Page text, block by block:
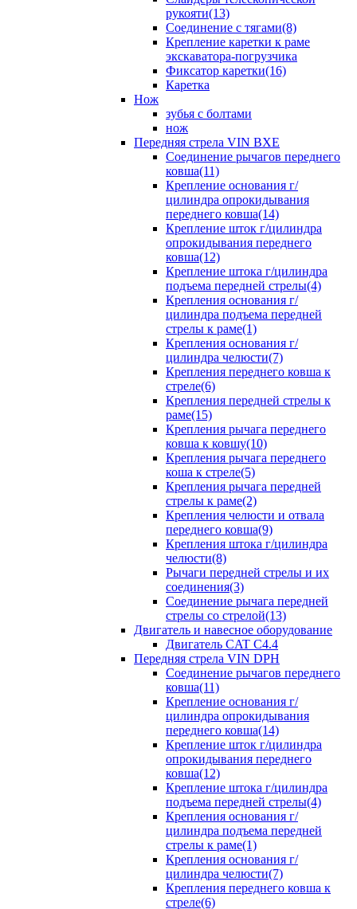
рукояти(13)
Соединение с тягами(8)
Крепление каретки к раме
экскаватора-погрузчика
Фиксатор каретки(16)
Каретка
Нож
зубья с болтами
нож
Передняя стрела VIN BXE
Cоединение рычагов переднего
ковша(11)
Крепление основания г/
цилиндра опрокидывания
переднего ковша(14)
Крепление шток г/цилиндра
опрокидывания переднего
ковша(12)
Крепление штока г/цилиндра
подъема передней стрелы(4)
Крепления основания г/
цилиндра подъема передней
стрелы к раме(1)
Крепления основания г/
цилиндра челюсти(7)
Крепления переднего ковша к
стреле(6)
Крепления передней стрелы к
раме(15)
Крепления рычага переднего
ковша к ковшу(10)
Крепления рычага переднего
коша к стреле(5)
Крепления рычага передней
стрелы к раме(2)
Крепления челюсти и отвала
переднего ковша(9)
Крепления штока г/цилиндра
челюсти(8)
Рычаги передней стрелы и их
соединения(3)
Соединение рычага передней
стрелы со стрелой(13)
Двигатель и навесное оборудование
Двигатель CAT C4.4
Передняя стрела VIN DPH
Cоединение рычагов переднего
ковша(11)
Крепление основания г/
цилиндра опрокидывания
переднего ковша(14)
Крепление шток г/цилиндра
опрокидывания переднего
ковша(12)
Крепление штока г/цилиндра
подъема передней стрелы(4)
Крепления основания г/
цилиндра подъема передней
стрелы к раме(1)
Крепления основания г/
цилиндра челюсти(7)
Крепления переднего ковша к
стреле(6)